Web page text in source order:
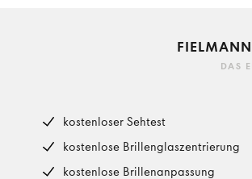
DAS
kostenloser Sehtest
kostenlose Brillenglaszentrierung
kostenlose Brillenanpassung